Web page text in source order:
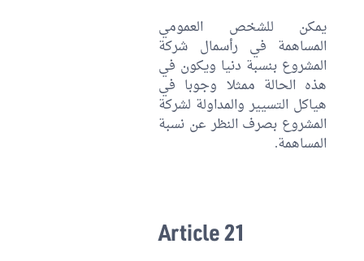
يمكن للشخص العمومي
المساهمة في رأسمال شركة
المشروع بنسبة دنيا ويكون في
هذه الحالة ممثلا وجوبا في
هياكل التسيير والمداولة لشركة
المشروع بصرف النظر عن نسبة
المساهمة.
Article 21